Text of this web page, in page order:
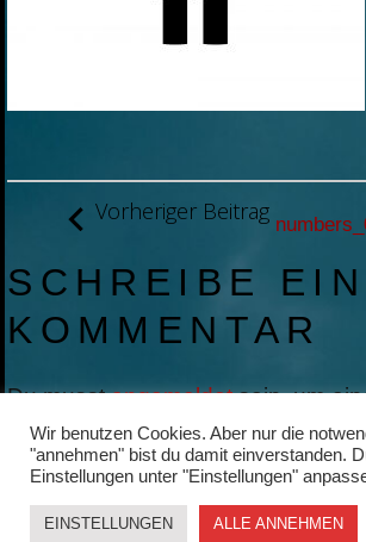
Vorheriger Beitrag
SCHREIBE
KOMMENTAR
Du musstangemeldetsein, um
abzugeben.
Wir benutzen Cookies. Aber nur die
"annehmen" bist du damit einverstanden.
Einstellungen unter "Einstellungen"
EINSTELLUNGEN ALLE ANNEHMEN